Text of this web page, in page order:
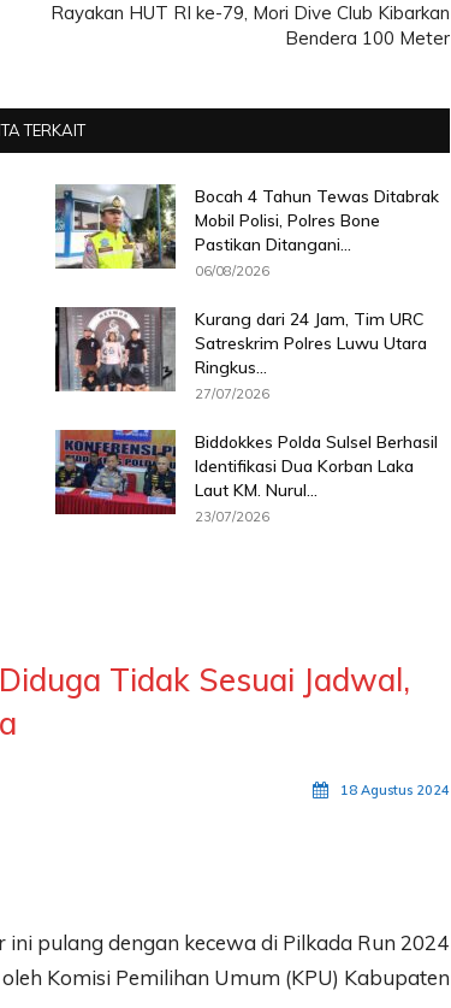
Rayakan HUT RI ke-79, Mori Dive Club Kibarkan
Bendera 100 Meter
TERKAIT
Bocah 4 Tahun Tewas Ditabrak
Mobil Polisi, Polres Bone
Pastikan Ditangani...
06/08/2026
Kurang dari 24 Jam, Tim URC
Satreskrim Polres Luwu Utara
Ringkus...
27/07/2026
Biddokkes Polda Sulsel Berhasil
Identifikasi Dua Korban Laka
Laut KM. Nurul...
23/07/2026